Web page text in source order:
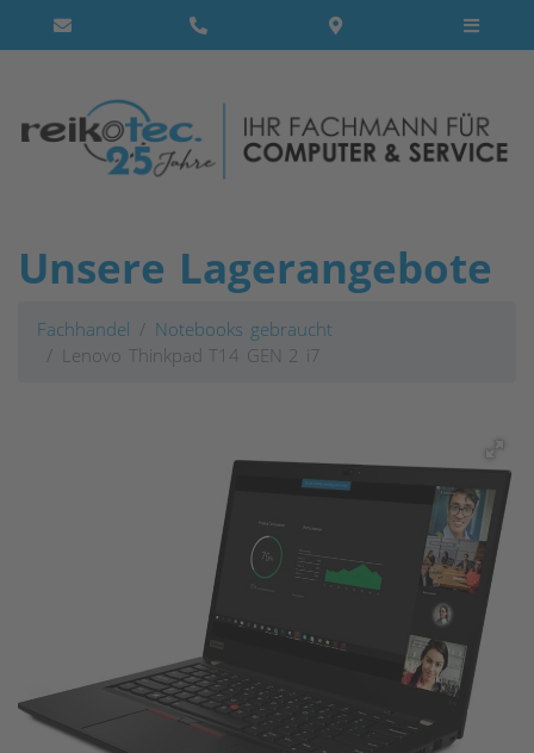
Unsere Lagerangebote
Fachhandel
Notebooks gebraucht
Lenovo Thinkpad T14 GEN 2 i7